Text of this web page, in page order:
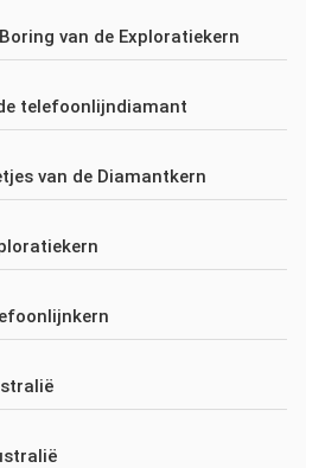
van de Exploratiekern
telefoonlijndiamant
van de Diamantkern